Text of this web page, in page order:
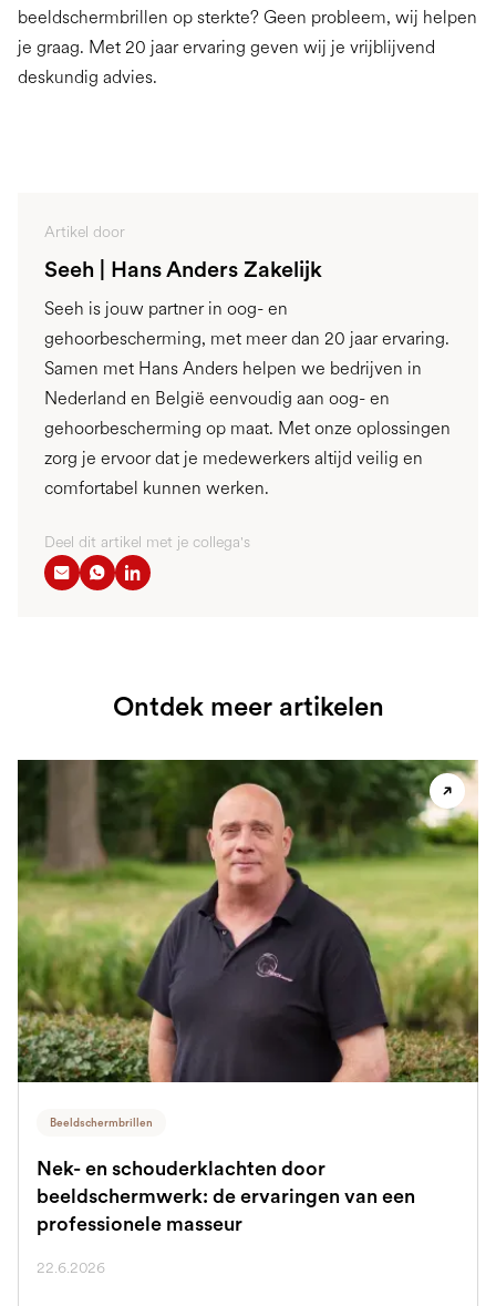
beeldschermbrillen op sterkte? Geen probleem, wij helpen
je graag. Met 20 jaar ervaring geven wij je vrijblijvend
deskundig advies.
Artikel door
Seeh | Hans Anders Zakelijk
Seeh is jouw partner in oog- en
gehoorbescherming, met meer dan 20 jaar ervaring.
Samen met Hans Anders helpen we bedrijven in
Nederland en België eenvoudig aan oog- en
gehoorbescherming op maat. Met onze oplossingen
zorg je ervoor dat je medewerkers altijd veilig en
comfortabel kunnen werken.
Deel dit artikel met je collega's
Ontdek meer artikelen
Beeldschermbrillen
Nek- en schouderklachten door
beeldschermwerk: de ervaringen van een
professionele masseur
22.6.2026